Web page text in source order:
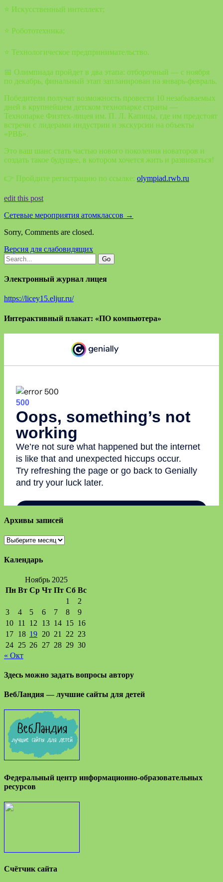
⭐️ Искусственный интеллект;
⭐️ Робототехника;
⭐️ Технологическое предпринимательство.
📅 Олимпиада пройдет в два этапа: отборочный — с ноября
по декабрь, финальный этап запланирован на январь-февраль.
Победители получат возможность провести 10 незабываемых
дней в крупнейшем детском технопарке страны —
Технопарке Физтех-лицея им. П. Л. Капицы, где им предстоят
встречи с лидерами индустрии и экскурсии на объекты
«РВБ».
Это ваш шанс стать частью нового поколения новаторов и
создать такое будущее, в котором хочется жить и развиваться!
👉 Пройдите регистрацию по ссылке: olympiad.rwb.ru
edit this post
Сетевые мероприятия атомклассов →
Sorry, Comments are closed.
Версия для слабовидящих
Электронный журнал лицея
https://licey15.eljur.ru/
Интерактивный плакат: «ПО компьютера»
Архивы записей
Архивы
Календарь
Ноябрь 2025
Пн Вт Ср Чт Пт Сб Вс
1
2
3
4 5 6 7 8
9
10 11 12 13 14 15 16
17 18 19 20 21 22 23
24 25 26 27 28 29 30
« Окт
Здесь можно задать вопросы автору
ВебЛандия — лучшие сайты для детей
Федеральный центр информационно-образовательных
ресурсов
Счётчик сайта